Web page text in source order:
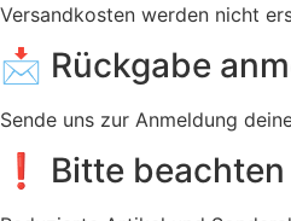
Versandkosten werden nicht
📩 Rückgabe
Sende uns zur Anmeldung
❗ Bitte beachten